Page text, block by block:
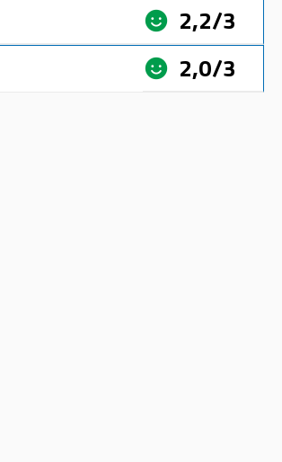
2,2/3
2,0/3